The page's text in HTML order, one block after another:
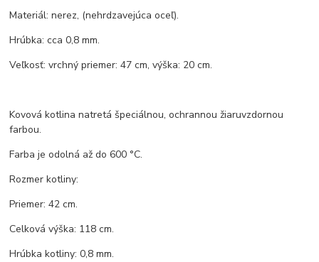
Materiál: nerez, (nehrdzavejúca oceľ).
Hrúbka: cca 0,8 mm.
Veľkosť: vrchný priemer: 47 cm, výška: 20 cm.
Kovová kotlina natretá špeciálnou, ochrannou žiaruvzdornou
farbou.
Farba je odolná až do 600 °C.
Rozmer kotliny:
Priemer: 42 cm.
Celková výška: 118 cm.
Hrúbka kotliny: 0,8 mm.